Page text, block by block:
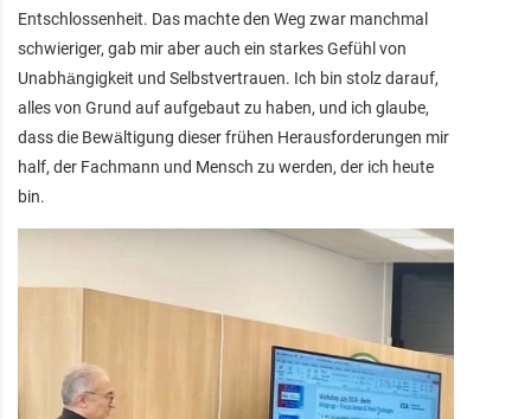
Entschlossenheit. Das machte den Weg zwar manchmal
schwieriger, gab mir aber auch ein starkes Gefühl von
Unabhängigkeit und Selbstvertrauen. Ich bin stolz darauf,
alles von Grund auf aufgebaut zu haben, und ich glaube,
dass die Bewältigung dieser frühen Herausforderungen mir
half, der Fachmann und Mensch zu werden, der ich heute
bin.